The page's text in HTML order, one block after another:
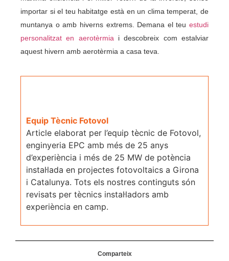
Comparteix
importar si el teu habitatge està en un clima temperat, de
muntanya o amb hiverns extrems. Demana el teu estudi
personalitzat en aerotèrmiai descobreix com estalviar
aquest hivern amb aerotèrmia a casa teva.
Equip Tècnic Fotovol
Article elaborat per l’equip tècnic de Fotovol,
enginyeria EPC amb més de 25 anys
d’experiència i més de 25 MW de potència
instal·lada en projectes fotovoltaics a Girona
i Catalunya. Tots els nostres continguts són
revisats per tècnics instal·ladors amb
experiència en camp.